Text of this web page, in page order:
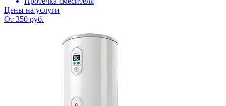
Цены на услуги
От 350 руб.